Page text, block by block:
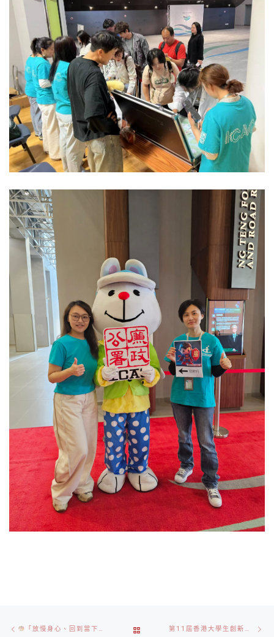
Post
Previous
「放慢身心、回到當下」靜觀水彩之旅工作坊 （25 MARCH 2025）
第11屆香港大學生創新及創業大賽